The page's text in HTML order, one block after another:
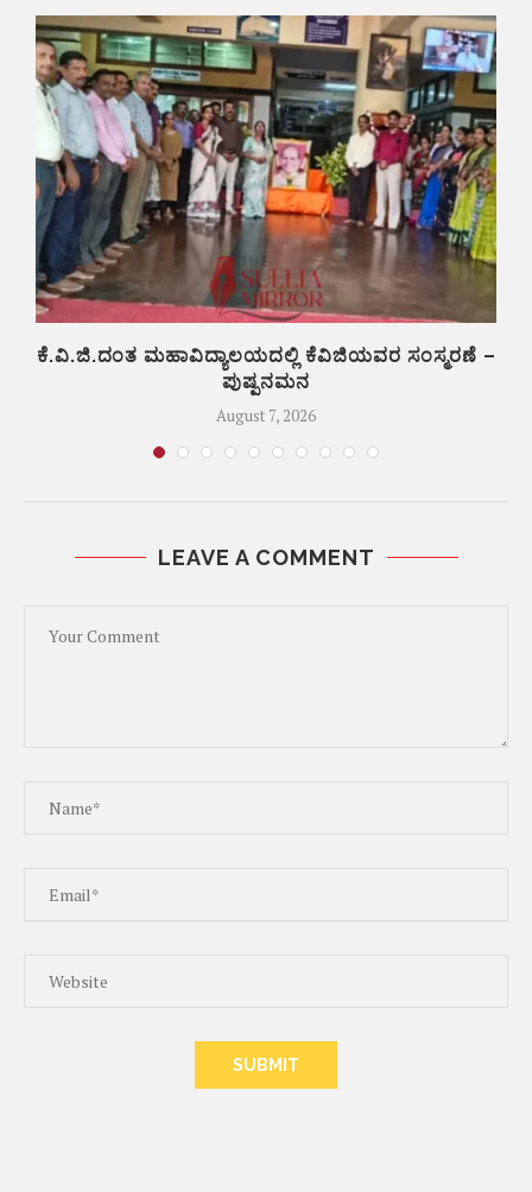
ಕೆ.ವಿ.ಜಿ.ದಂತ ಮಹಾವಿದ್ಯಾಲಯದಲ್ಲಿ ಕೆವಿಜಿಯವರ ಸಂಸ್ಮರಣೆ –
ಪುಷ್ಪನಮನ
August 7, 2026
LEAVE A COMMENT